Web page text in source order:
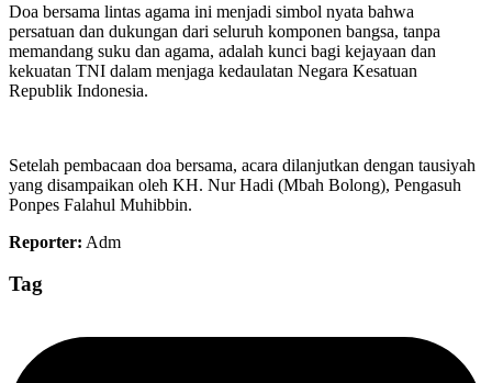
Doa bersama lintas agama ini menjadi simbol nyata bahwa
persatuan dan dukungan dari seluruh komponen bangsa, tanpa
memandang suku dan agama, adalah kunci bagi kejayaan dan
kekuatan TNI dalam menjaga kedaulatan Negara Kesatuan
Republik Indonesia.
Setelah pembacaan doa bersama, acara dilanjutkan dengan tausiyah
yang disampaikan oleh KH. Nur Hadi (Mbah Bolong), Pengasuh
Ponpes Falahul Muhibbin.
Reporter: Adm
Tag